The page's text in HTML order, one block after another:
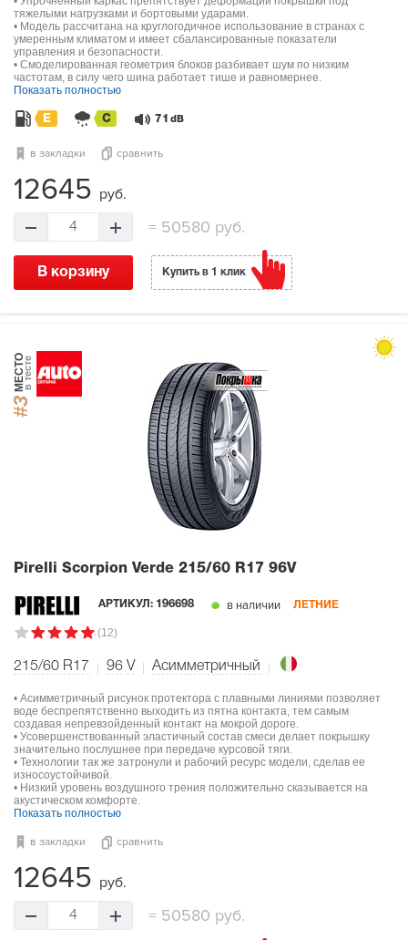
тяжелыми нагрузками и бортовыми ударами.
• Модель рассчитана на круглогодичное использование в странах с
умеренным климатом и имеет сбалансированные показатели
управления и безопасности.
• Смоделированная геометрия блоков разбивает шум по низким
частотам, в силу чего шина работает тише и равномернее.
Показать полностью
E C 71 dB
в закладки сравнить
12645 руб.
4 =50580 руб.
В корзину Купить в 1 клик
#3
МЕСТОв тесте
Pirelli Scorpion Verde 215/60 R17 96V
АРТИКУЛ: 196698 в наличии ЛЕТНИЕ
(12)
215/60 R17 96 V Асимметричный
• Асимметричный рисунок протектора с плавными линиями позволяет
воде беспрепятственно выходить из пятна контакта, тем самым
создавая непревзойденный контакт на мокрой дороге.
• Усовершенствованный эластичный состав смеси делает покрышку
значительно послушнее при передаче курсовой тяги.
• Технологии так же затронули и рабочий ресурс модели, сделав ее
износоустойчивой.
• Низкий уровень воздушного трения положительно сказывается на
акустическом комфорте.
Показать полностью
в закладки сравнить
12645 руб.
4 =50580 руб.